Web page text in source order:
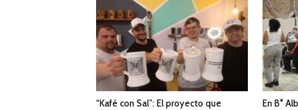
“Kafé con Sal”: El proyecto que
En B°